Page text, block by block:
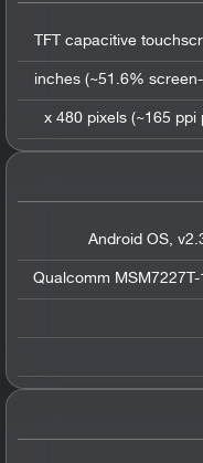
TFT capacitive
Android OS,
Qualcomm